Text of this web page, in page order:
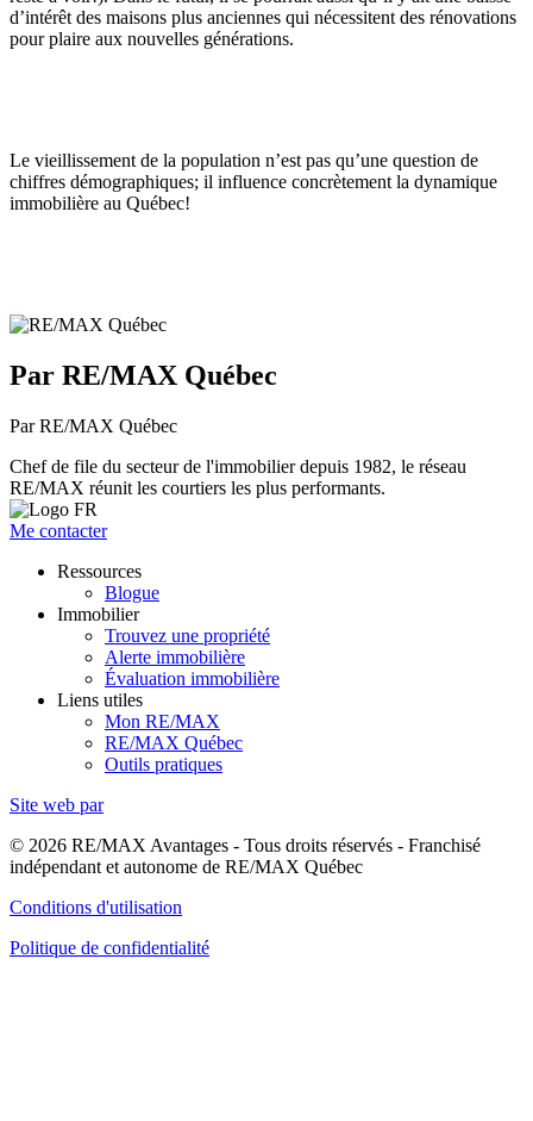
d’intérêt des maisons plus anciennes qui nécessitent des rénovations
pour plaire aux nouvelles générations.
Le vieillissement de la population n’est pas qu’une question de
chiffres démographiques; il influence concrètement la dynamique
immobilière au Québec!
Par RE/MAX Québec
Par RE/MAX Québec
Chef de file du secteur de l'immobilier depuis 1982, le réseau
RE/MAX réunit les courtiers les plus performants.
Me contacter
Ressources
Blogue
Immobilier
Trouvez une propriété
Alerte immobilière
Évaluation immobilière
Liens utiles
Mon RE/MAX
RE/MAX Québec
Outils pratiques
Site web par
© 2026 RE/MAX Avantages - Tous droits réservés - Franchisé
indépendant et autonome de RE/MAX Québec
Conditions d'utilisation
Politique de confidentialité